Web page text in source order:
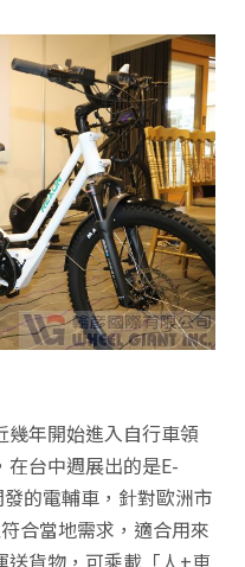
幾年開始進入自行車領
台中週展出的是E-
的電輔車，針對歐洲市
合當地需求，適合用來
貨物，可乘載「人+車